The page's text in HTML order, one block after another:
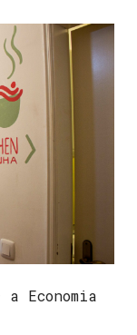
Economia